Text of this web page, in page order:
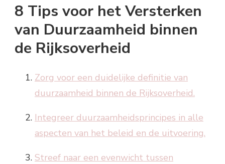
8 Tips voor het Versterken
van Duurzaamheid binnen
de Rijksoverheid
Zorg voor een duidelijke definitie van
duurzaamheid binnen de Rijksoverheid.
Integreer duurzaamheidsprincipes in alle
aspecten van het beleid en de uitvoering.
Streef naar een evenwicht tussen